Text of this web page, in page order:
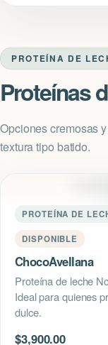
PROTEÍNA DE
Proteínas
Opciones cremosas
textura tipo batido.
PROTEÍNA DE
DISPONIBLE
ChocoAvellana
Proteína de leche
Ideal para quienes
dulce.
$3,900.00